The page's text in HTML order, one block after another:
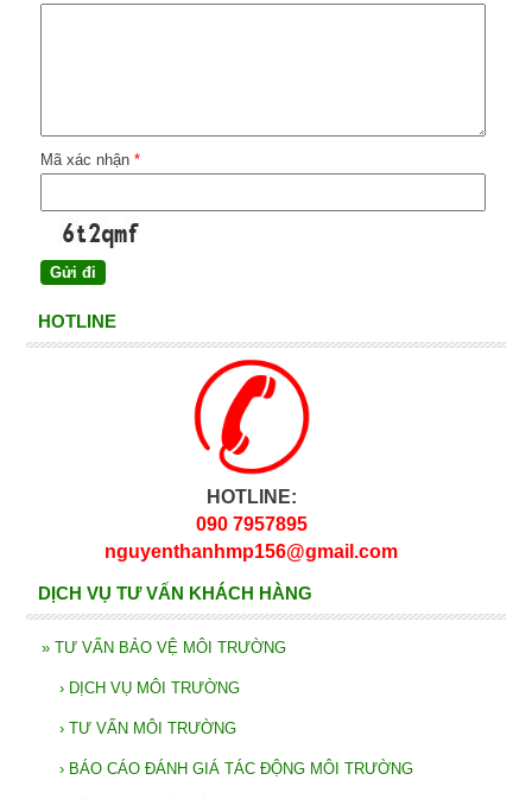
Mã xác nhận *
HOTLINE
HOTLINE:
090 7957895
nguyenthanhmp156@gmail.com
DỊCH VỤ TƯ VẤN KHÁCH HÀNG
» TƯ VẤN BẢO VỆ MÔI TRƯỜNG
› DỊCH VỤ MÔI TRƯỜNG
› TƯ VẤN MÔI TRƯỜNG
› BÁO CÁO ĐÁNH GIÁ TÁC ĐỘNG MÔI TRƯỜNG